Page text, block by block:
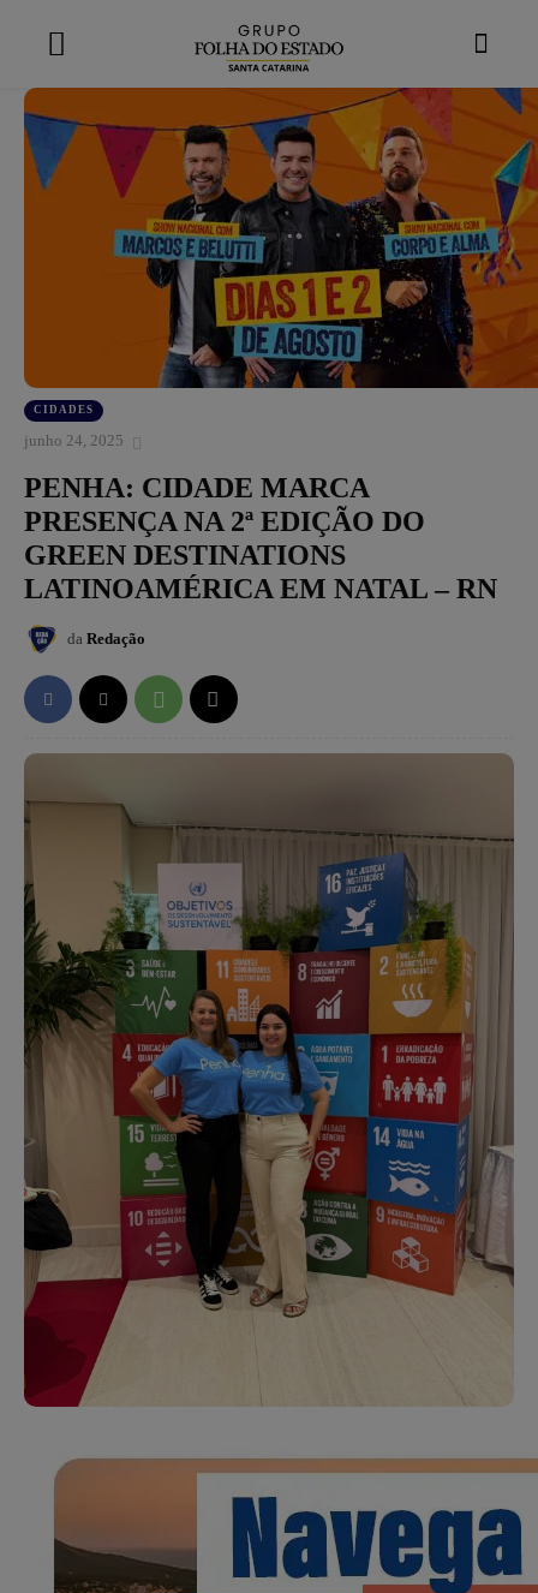
CIDADES
junho 24, 2025
PENHA: CIDADE MARCA
PRESENÇA NA 2ª EDIÇÃO DO
GREEN DESTINATIONS
LATINOAMÉRICA EM NATAL – RN
da Redação